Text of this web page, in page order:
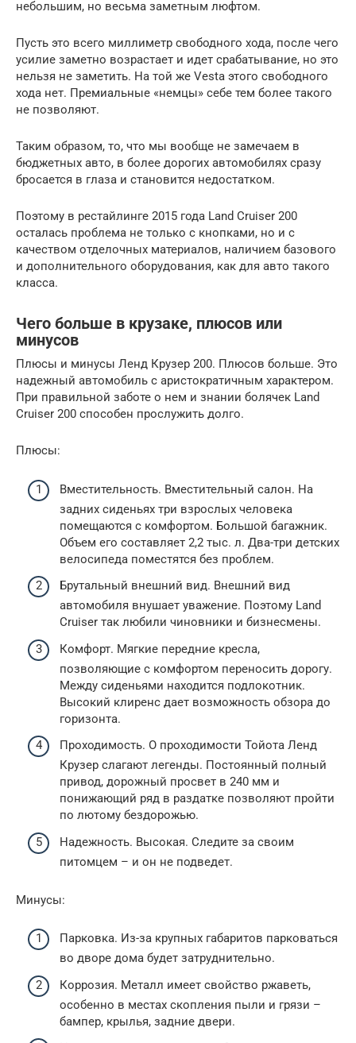
небольшим, но весьма заметным люфтом.
Пусть это всего миллиметр свободного хода, после чего
усилие заметно возрастает и идет срабатывание, но это
нельзя не заметить. На той же Vesta этого свободного
хода нет. Премиальные «немцы» себе тем более такого
не позволяют.
Таким образом, то, что мы вообще не замечаем в
бюджетных авто, в более дорогих автомобилях сразу
бросается в глаза и становится недостатком.
Поэтому в рестайлинге 2015 года Land Cruiser 200
осталась проблема не только с кнопками, но и с
качеством отделочных материалов, наличием базового
и дополнительного оборудования, как для авто такого
класса.
Чего больше в крузаке, плюсов или
минусов
Плюсы и минусы Ленд Крузер 200. Плюсов больше. Это
надежный автомобиль с аристократичным характером.
При правильной заботе о нем и знании болячек Land
Cruiser 200 способен прослужить долго.
Плюсы:
Вместительность. Вместительный салон. На
задних сиденьях три взрослых человека
помещаются с комфортом. Большой багажник.
Объем его составляет 2,2 тыс. л. Два-три детских
велосипеда поместятся без проблем.
Брутальный внешний вид. Внешний вид
автомобиля внушает уважение. Поэтому Land
Cruiser так любили чиновники и бизнесмены.
Комфорт. Мягкие передние кресла,
позволяющие с комфортом переносить дорогу.
Между сиденьями находится подлокотник.
Высокий клиренс дает возможность обзора до
горизонта.
Проходимость. О проходимости Тойота Ленд
Крузер слагают легенды. Постоянный полный
привод, дорожный просвет в 240 мм и
понижающий ряд в раздатке позволяют пройти
по лютому бездорожью.
Надежность. Высокая. Следите за своим
питомцем – и он не подведет.
Минусы:
Парковка. Из-за крупных габаритов парковаться
во дворе дома будет затруднительно.
Коррозия. Металл имеет свойство ржаветь,
особенно в местах скопления пыли и грязи –
бампер, крылья, задние двери.